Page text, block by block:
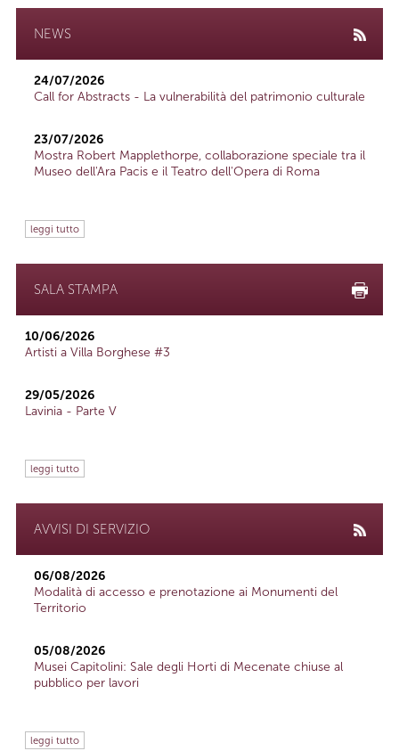
NEWS
24/07/2026
Call for Abstracts - La vulnerabilità del patrimonio culturale
23/07/2026
Mostra Robert Mapplethorpe, collaborazione speciale tra il
Museo dell'Ara Pacis e il Teatro dell'Opera di Roma
leggi tutto
SALA STAMPA
10/06/2026
Artisti a Villa Borghese #3
29/05/2026
Lavinia - Parte V
leggi tutto
AVVISI DI SERVIZIO
06/08/2026
Modalità di accesso e prenotazione ai Monumenti del
Territorio
05/08/2026
Musei Capitolini: Sale degli Horti di Mecenate chiuse al
pubblico per lavori
leggi tutto